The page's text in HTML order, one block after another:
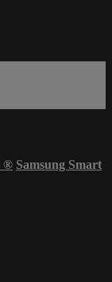
® Samsung Smart